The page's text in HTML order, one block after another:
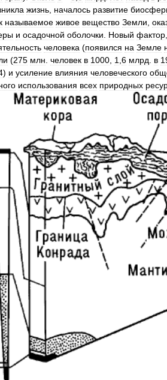
жизнь началось развитие
называемое живое вещество Земли
и осадочной оболочки Новый фактор
человека (появился на Земле
(275 млн человек в 1000 1 6 млрд в
) и усиление влияния человеческого
использования всех природных